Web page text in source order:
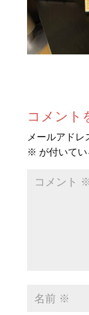
コメント
メールアドレ
※ が付いて